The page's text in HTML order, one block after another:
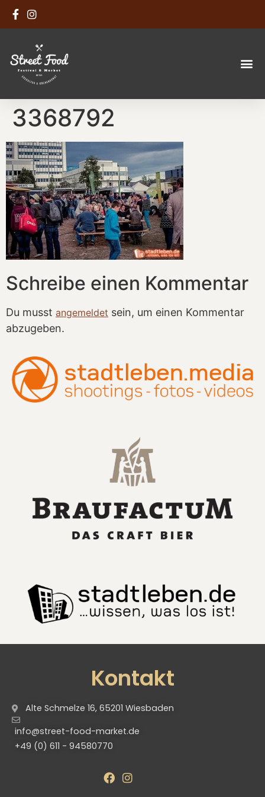
3368792
Schreibe einen Kommentar
Du musst angemeldet sein, um einen Kommentar
abzugeben.
Kontakt
Alte Schmelze 16, 65201 Wiesbaden
info@street-food-market.de
+49 (0) 611 - 94580770